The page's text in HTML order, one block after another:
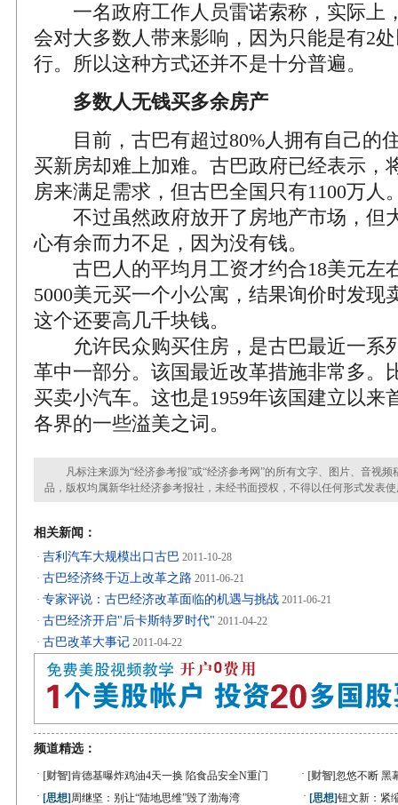
一名政府工作人员雷诺索称，实际上
会对大多数人带来影响，因为只能是有2
行。所以这种方式还并不是十分普遍。
多数人无钱买多余房产
目前，古巴有超过80%人拥有自己的
买新房却难上加难。古巴政府已经表示，
房来满足需求，但古巴全国只有1100万人
不过虽然政府放开了房地产市场，但
心有余而力不足，因为没有钱。
古巴人的平均月工资才约合18美元左
5000美元买一个小公寓，结果询价时发现
这个还要高几千块钱。
允许民众购买住房，是古巴最近一系
革中一部分。该国最近改革措施非常多。
买卖小汽车。这也是1959年该国建立以来
各界的一些溢美之词。
凡标注来源为“经济参考报”或“经济参考网”的所有文字、图片、音视频
品，版权均属新华社经济参考报社，未经书面授权，不得以任何形式发表
相关新闻：
· 吉利汽车大规模出口古巴 2011-10-28
· 古巴经济终于迈上改革之路 2011-06-21
· 专家评说：古巴经济改革面临的机遇与挑战 2011-06-21
· 古巴经济开启"后卡斯特罗时代" 2011-04-22
· 古巴改革大事记 2011-04-22
频道精选：
· [财智]肯德基曝炸鸡油4天一换 陷食品安全N重门 · [财智]忽悠不断 黑
· [思想] 周继坚：别让“陆地思维”毁了渤海湾 · [思想]钮文新：紧